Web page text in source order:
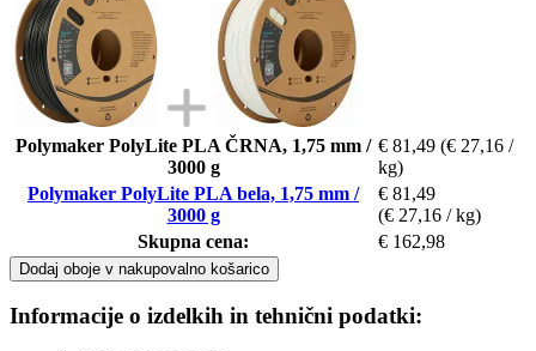
Polymaker PolyLite PLA ČRNA, 1,75 mm /
3000 g
€ 81,49 (€ 27,16 /
kg)
Polymaker PolyLite PLA bela, 1,75 mm /
3000 g
€ 81,49
(€ 27,16 / kg)
Skupna cena:
€ 162,98
Dodaj oboje v nakupovalno košarico
Informacije o izdelkih in tehnični podatki: